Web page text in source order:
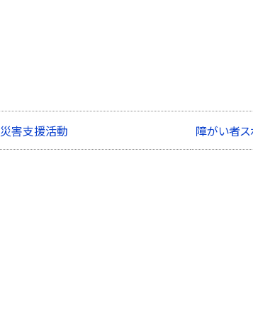
災害支援活動 障がい者